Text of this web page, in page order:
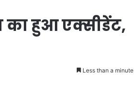
का हुआ एक्सीडेंट,
Less than a minute